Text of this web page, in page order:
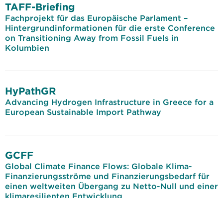
TAFF-Briefing
Fachprojekt für das Europäische Parlament –
Hintergrundinformationen für die erste Conference
on Transitioning Away from Fossil Fuels in
Kolumbien
HyPathGR
Advancing Hydrogen Infrastructure in Greece for a
European Sustainable Import Pathway
GCFF
Global Climate Finance Flows: Globale Klima-
Finanzierungsströme und Finanzierungsbedarf für
einen weltweiten Übergang zu Netto-Null und einer
klimaresilienten Entwicklung